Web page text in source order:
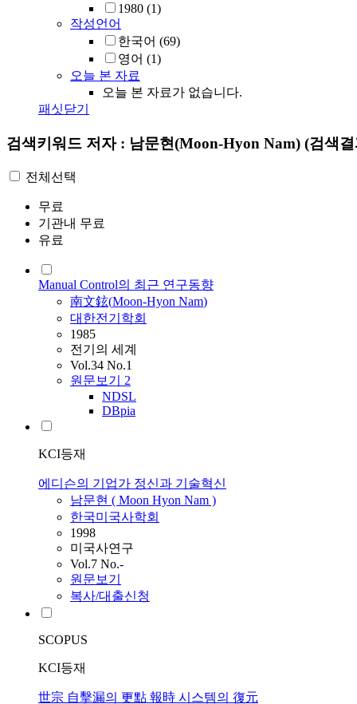
1980 (1)
작성언어
한국어 (69)
영어 (1)
오늘 본 자료
오늘 본 자료가 없습니다.
패싯닫기
검색키워드 저자 : 남문현(Moon-Hyon Nam) (검색
전체선택
무료
기관내 무료
유료
Manual Control의 최근 연구동향
南文鉉(Moon-Hyon Nam)
대한전기학회
1985
전기의 세계
Vol.34 No.1
원문보기 2
NDSL
DBpia
KCI등재
에디슨의 기업가 정신과 기술혁신
남문현 ( Moon Hyon Nam )
한국미국사학회
1998
미국사연구
Vol.7 No.-
원문보기
복사/대출신청
SCOPUS
KCI등재
世宗 自擊漏의 更點 報時 시스템의 復元